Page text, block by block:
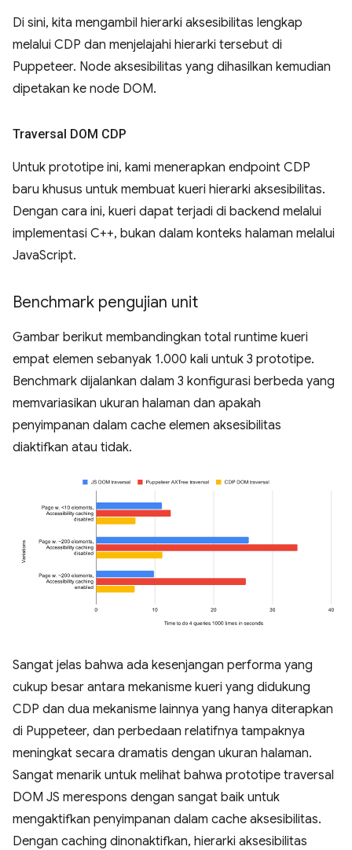
Di sini, kita mengambil hierarki aksesibilitas lengkap
melalui CDP dan menjelajahi hierarki tersebut di
Puppeteer. Node aksesibilitas yang dihasilkan kemudian
dipetakan ke node DOM.
Traversal DOM CDP
Untuk prototipe ini, kami menerapkan endpoint CDP
baru khusus untuk membuat kueri hierarki aksesibilitas.
Dengan cara ini, kueri dapat terjadi di backend melalui
implementasi C++, bukan dalam konteks halaman melalui
JavaScript.
Benchmark pengujian unit
Gambar berikut membandingkan total runtime kueri
empat elemen sebanyak 1.000 kali untuk 3 prototipe.
Benchmark dijalankan dalam 3 konfigurasi berbeda yang
memvariasikan ukuran halaman dan apakah
penyimpanan dalam cache elemen aksesibilitas
diaktifkan atau tidak.
Sangat jelas bahwa ada kesenjangan performa yang
cukup besar antara mekanisme kueri yang didukung
CDP dan dua mekanisme lainnya yang hanya diterapkan
di Puppeteer, dan perbedaan relatifnya tampaknya
meningkat secara dramatis dengan ukuran halaman.
Sangat menarik untuk melihat bahwa prototipe traversal
DOM JS merespons dengan sangat baik untuk
mengaktifkan penyimpanan dalam cache aksesibilitas.
Dengan caching dinonaktifkan, hierarki aksesibilitas